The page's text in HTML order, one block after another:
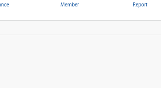
Member Report